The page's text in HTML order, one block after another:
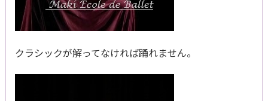
クラシックが解ってなければ踊れません。